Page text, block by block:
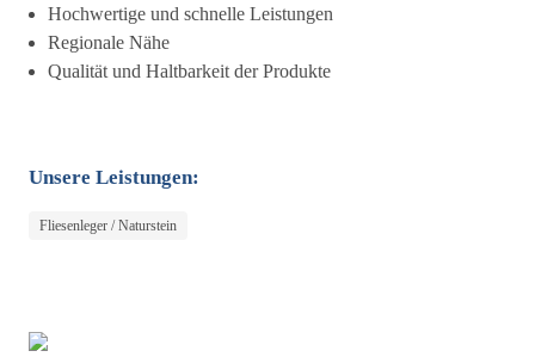
Hochwertige und schnelle Leistungen
Regionale Nähe
Qualität und Haltbarkeit der Produkte
Unsere Leistungen:
Fliesenleger / Naturstein